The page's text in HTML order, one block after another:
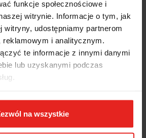
funkcje społecznościowe i
witrynie. Informacje o tym, jak
witryny, udostępniamy partnerom
reklamowym i analitycznym.
te informacje z innymi danymi
lub uzyskanymi podczas
na wszystkie
12